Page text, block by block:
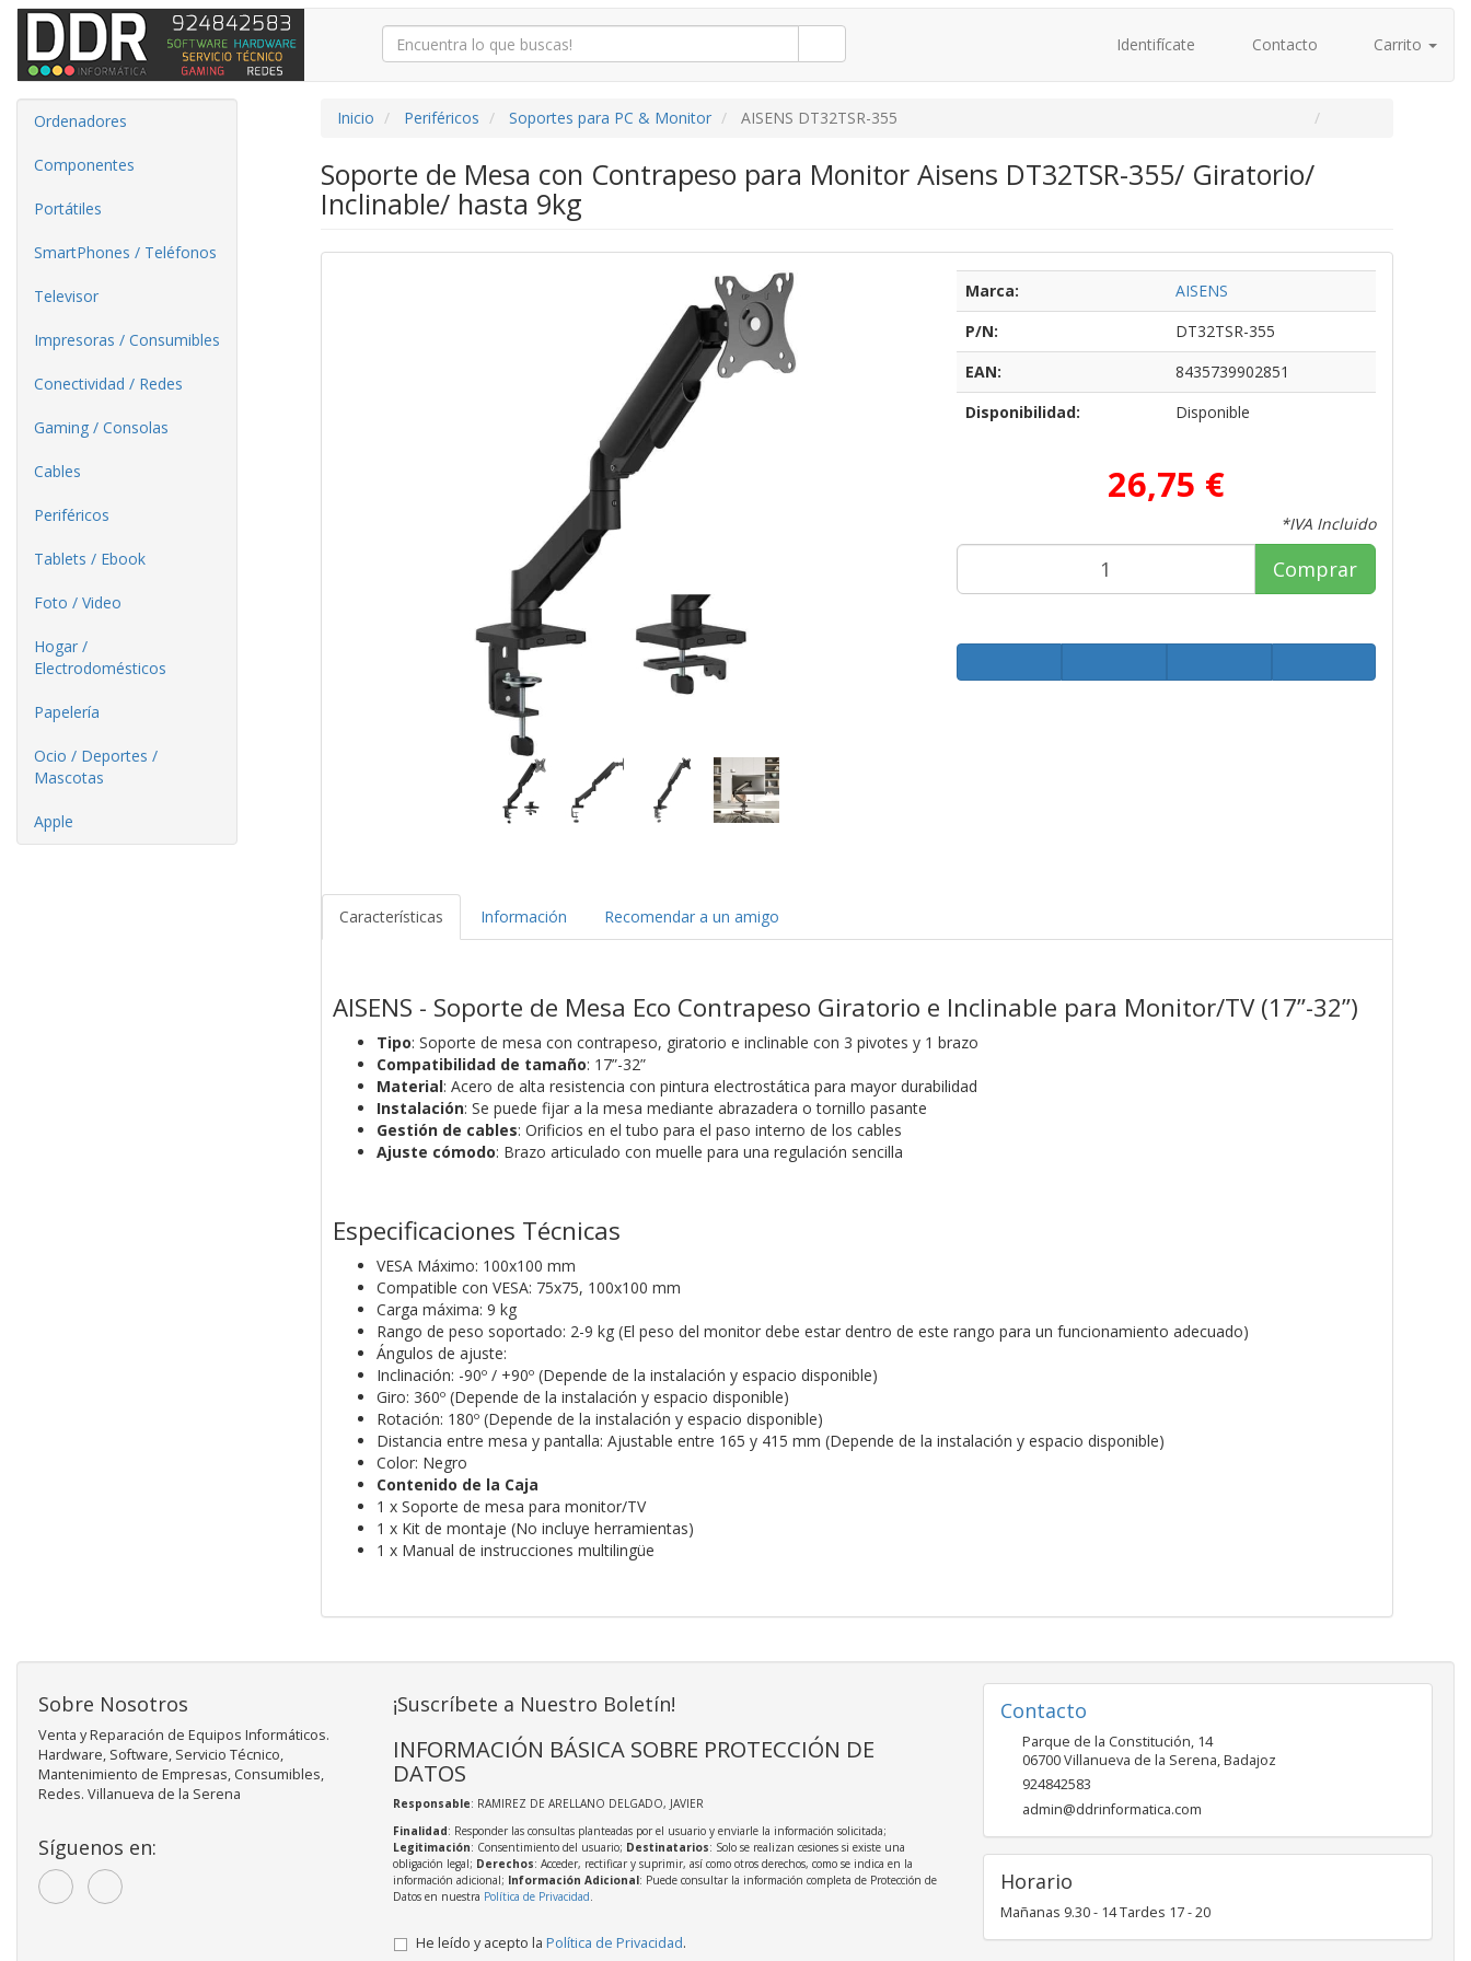
Identifícate Contacto Carrito
Ordenadores
Componentes
Portátiles
SmartPhones / Teléfonos
Televisor
Impresoras / Consumibles
Conectividad / Redes
Gaming / Consolas
Cables
Periféricos
Tablets / Ebook
Foto / Video
Hogar /
Electrodomésticos
Papelería
Ocio / Deportes /
Mascotas
Apple
Inicio Periféricos Soportes para PC & Monitor AISENS DT32TSR-355
Soporte de Mesa con Contrapeso para Monitor Aisens DT32TSR-355/ Giratorio/
Inclinable/ hasta 9kg
Marca:
AISENS
P/N:
DT32TSR-355
EAN:
8435739902851
Disponibilidad:
Disponible
26,75 €
*IVA Incluido
Comprar
Características Información Recomendar a un amigo
AISENS - Soporte de Mesa Eco Contrapeso Giratorio e Inclinable para Monitor/TV (17”-32”)
Tipo: Soporte de mesa con contrapeso, giratorio e inclinable con 3 pivotes y 1 brazo
Compatibilidad de tamaño: 17”-32”
Material: Acero de alta resistencia con pintura electrostática para mayor durabilidad
Instalación: Se puede fijar a la mesa mediante abrazadera o tornillo pasante
Gestión de cables: Orificios en el tubo para el paso interno de los cables
Ajuste cómodo: Brazo articulado con muelle para una regulación sencilla
Especificaciones Técnicas
VESA Máximo: 100x100 mm
Compatible con VESA: 75x75, 100x100 mm
Carga máxima: 9 kg
Rango de peso soportado: 2-9 kg (El peso del monitor debe estar dentro de este rango para un funcionamiento adecuado)
Ángulos de ajuste:
Inclinación: -90º / +90º (Depende de la instalación y espacio disponible)
Giro: 360º (Depende de la instalación y espacio disponible)
Rotación: 180º (Depende de la instalación y espacio disponible)
Distancia entre mesa y pantalla: Ajustable entre 165 y 415 mm (Depende de la instalación y espacio disponible)
Color: Negro
Contenido de la Caja
1 x Soporte de mesa para monitor/TV
1 x Kit de montaje (No incluye herramientas)
1 x Manual de instrucciones multilingüe
Sobre Nosotros
Venta y Reparación de Equipos Informáticos.
Hardware, Software, Servicio Técnico,
Mantenimiento de Empresas, Consumibles,
Redes. Villanueva de la Serena
Síguenos en:
¡Suscríbete a Nuestro Boletín!
INFORMACIÓN BÁSICA SOBRE PROTECCIÓN DE
DATOS
Responsable: RAMIREZ DE ARELLANO DELGADO, JAVIER
Finalidad: Responder las consultas planteadas por el usuario y enviarle la información solicitada;
Legitimación: Consentimiento del usuario; Destinatarios: Solo se realizan cesiones si existe una
obligación legal; Derechos: Acceder, rectificar y suprimir, así como otros derechos, como se indica en la
información adicional; Información Adicional: Puede consultar la información completa de Protección de
Datos en nuestra Política de Privacidad.
He leído y acepto la Política de Privacidad.
Contacto
Parque de la Constitución, 14
06700Villanueva de la Serena,Badajoz
924842583
admin@ddrinformatica.com
Horario
Mañanas 9.30 - 14 Tardes 17 - 20